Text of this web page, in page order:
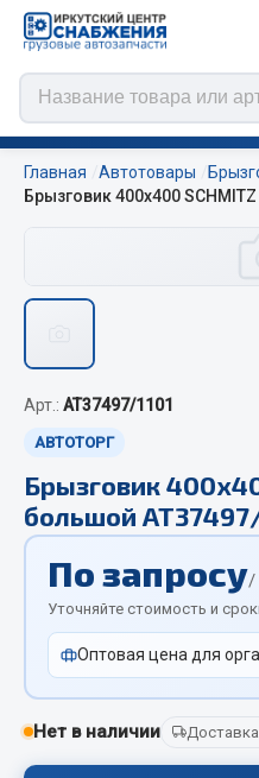
QITONG
Отопители салона,
Автономные воздушные
Жидкостные
Отопители салона
Подогреватели тосола
Главная Автотовары
Брызговик 400х400
Арт.: AT37497/1101
АВТОТОРГ
Брызговик
большой АТ37497/
По запросу/
Уточняйте стоимость и
Оптовая цена для
Нет в наличии